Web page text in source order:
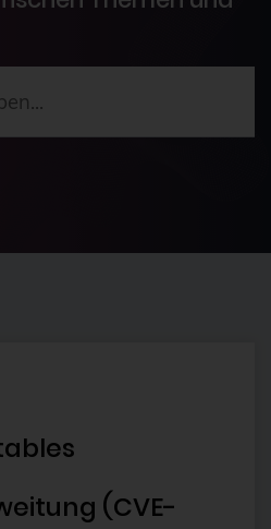
(CVE-